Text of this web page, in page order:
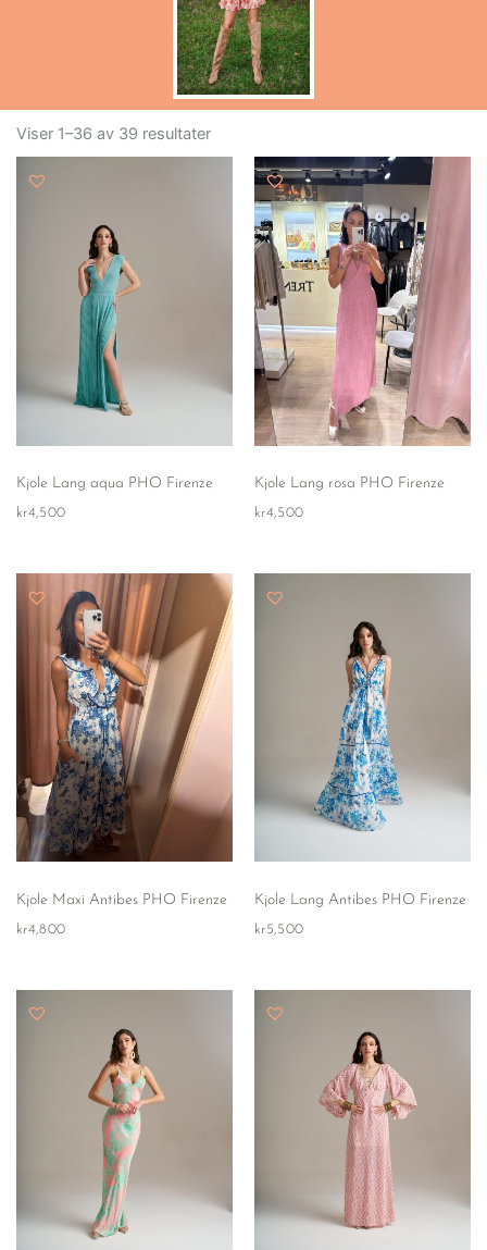
Viser 1–36 av 39 resultater
Sortert
etter
Kjole Lang aqua PHO Firenze
kr4,500
Kjole Lang rosa PHO Firenze
kr4,500
Kjole Maxi Antibes PHO Firenze
kr4,800
Kjole Lang Antibes PHO Firenze
kr5,500